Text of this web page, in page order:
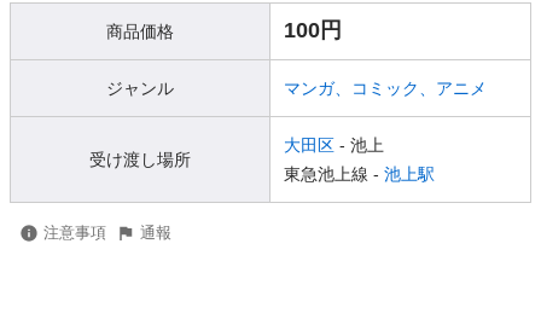
商品価格 100円
ジャンル マンガ、コミック、アニメ
受け渡し場所
大田区 - 池上
東急池上線 - 池上駅
注意事項 通報